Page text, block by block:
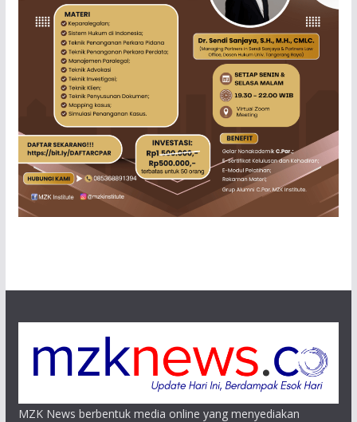
MZK News berbentuk media online yang menyediakan